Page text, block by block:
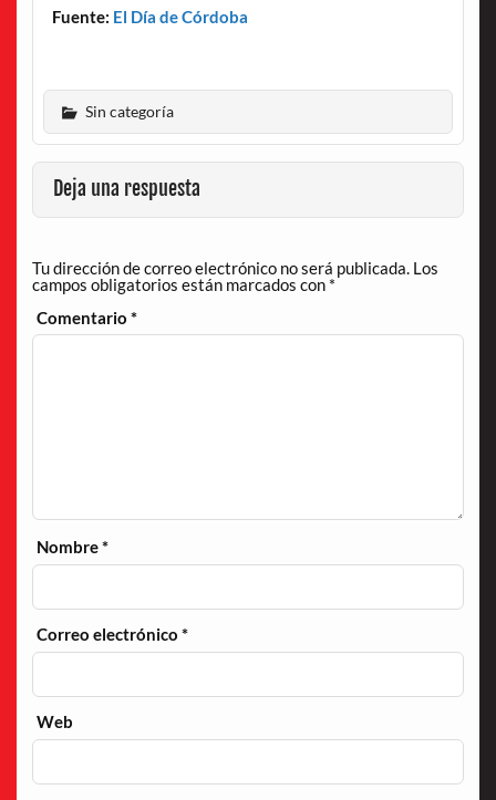
Fuente: El Día de Córdoba
Sin categoría
Deja una respuesta
Tu dirección de correo electrónico no será publicada. Los
campos obligatorios están marcados con *
Comentario*
Nombre*
Correo electrónico*
Web